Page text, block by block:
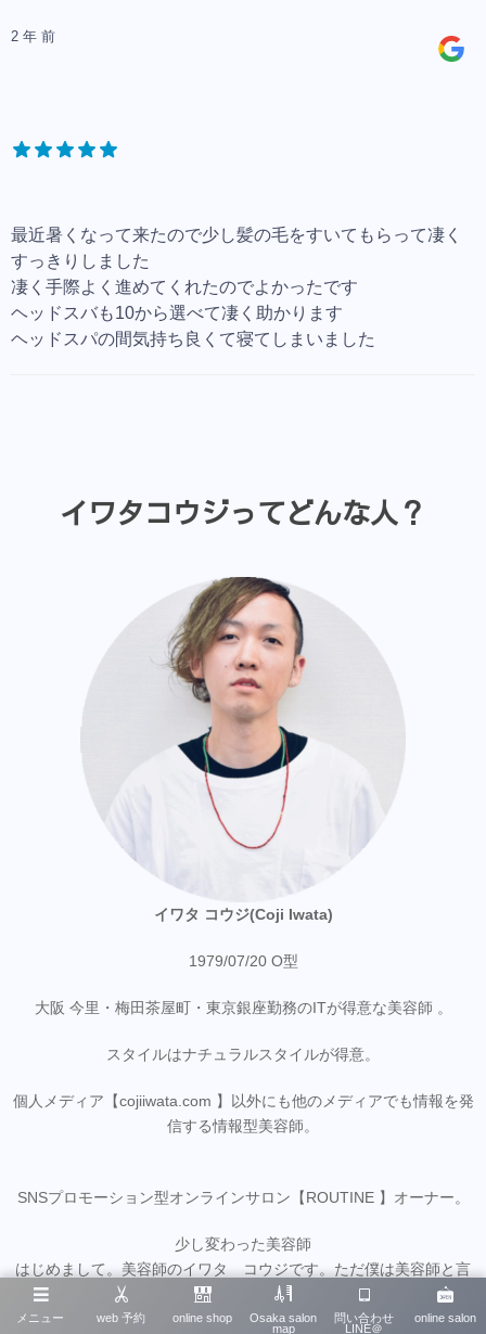
2 年 前
最近暑くなって来たので少し髪の毛をすいてもらって凄く
すっきりしました
凄く手際よく進めてくれたのでよかったです
ヘッドスバも10から選べて凄く助かります
ヘッドスパの間気持ち良くて寝てしまいました
イワタコウジってどんな人？
イワタ コウジ(Coji Iwata)
1979/07/20 O型
大阪 今里・梅田茶屋町・東京銀座勤務のITが得意な美容師 。
スタイルはナチュラルスタイルが得意。
個人メディア【cojiiwata.com 】以外にも他のメディアでも情報を発
信する情報型美容師。
SNSプロモーション型オンラインサロン【ROUTINE 】オーナー。
少し変わった美容師
はじめまして。美容師のイワタ コウジです。ただ僕は美容師と言
っても少し変わった美容師なのかも知れません。
メニュー web 予約 online shop
Osaka salon
map
問い合わせ
LINE＠
online salon